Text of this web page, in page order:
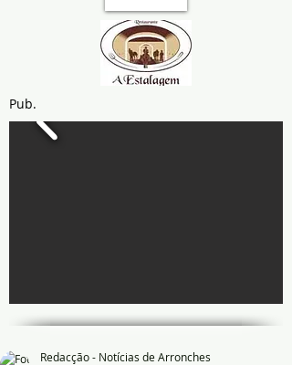
Pub.
Redacção - Notícias de Arronches